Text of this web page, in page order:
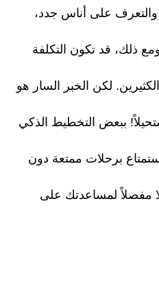
على أناس جدد،
ذلك، قد تكون التكلفة
لكن الخبر السار هو
ببعض التخطيط الذكي
برحلات ممتعة دون
مفصلاً لمساعدتك على